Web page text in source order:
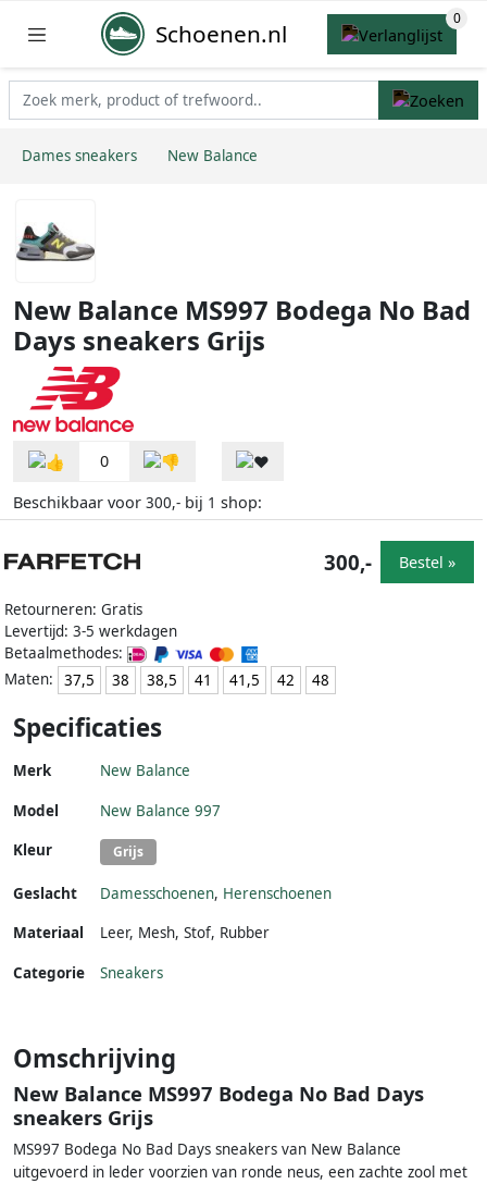
Schoenen.nl
Dames sneakers New Balance
New Balance MS997 Bodega No Bad
Days sneakers Grijs
0
Beschikbaar voor 300,- bij 1 shop:
Retourneren: Gratis
Levertijd: 3-5 werkdagen
Betaalmethodes:
Maten:
37,5 38 38,5 41 41,5 42 48
300,- Bestel »
Specificaties
Merk New Balance
Model
New Balance 997
Kleur
Grijs
Geslacht Damesschoenen, Herenschoenen
Materiaal
Leer, Mesh, Stof, Rubber
Categorie Sneakers
Omschrijving
New Balance MS997 Bodega No Bad Days
sneakers Grijs
MS997 Bodega No Bad Days sneakers van New Balance
uitgevoerd in leder voorzien van ronde neus, een zachte zool met